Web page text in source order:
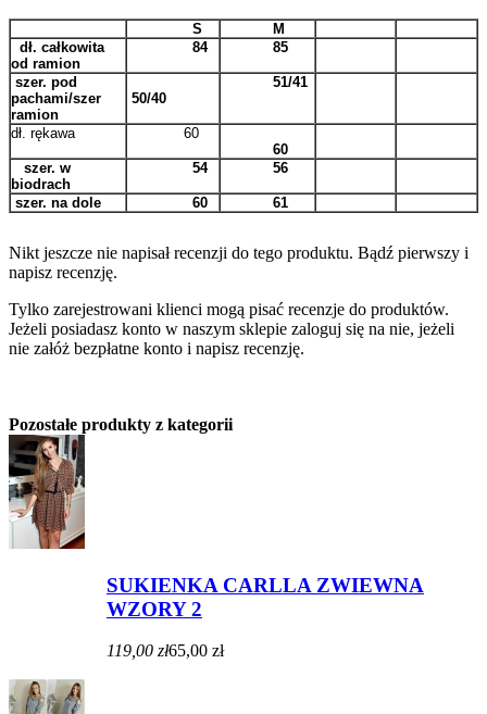
S
M
dł. całkowita
od ramion
84 85
szer. pod
pachami/szer
ramion
50/40
51/41
dł. rękawa
60
60
szer. w
biodrach
54 56
szer. na dole 60 61
Nikt jeszcze nie napisał recenzji do tego produktu. Bądź pierwszy i
napisz recenzję.
Tylko zarejestrowani klienci mogą pisać recenzje do produktów.
Jeżeli posiadasz konto w naszym sklepie zaloguj się na nie, jeżeli
nie załóż bezpłatne konto i napisz recenzję.
Pozostałe produkty z kategorii
SUKIENKA CARLLA ZWIEWNA
WZORY 2
119,00 zł65,00 zł